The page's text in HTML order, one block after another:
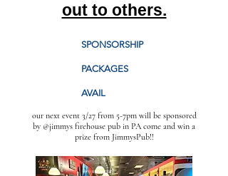
out to others.
SPONSORSHIP
PACKAGES
AVAIL
our next event 3/27 from 5-7pm will be sponsored
by @jimmys firehouse pub in PA come and win a
prize from JimmysPub!!